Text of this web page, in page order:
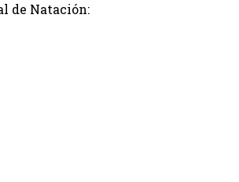
de Natación: